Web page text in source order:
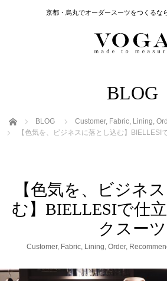
京都・烏丸でオーダースーツをつくるな
BLOG
ホーム BLOG Customer, Fabric, Lining,
【色気を、ビジネスに落とし込む】BIELLESI
【色気を、ビジネ
む】BIELLESIで仕
クスーツ
Customer, Fabric, Lining, Order,